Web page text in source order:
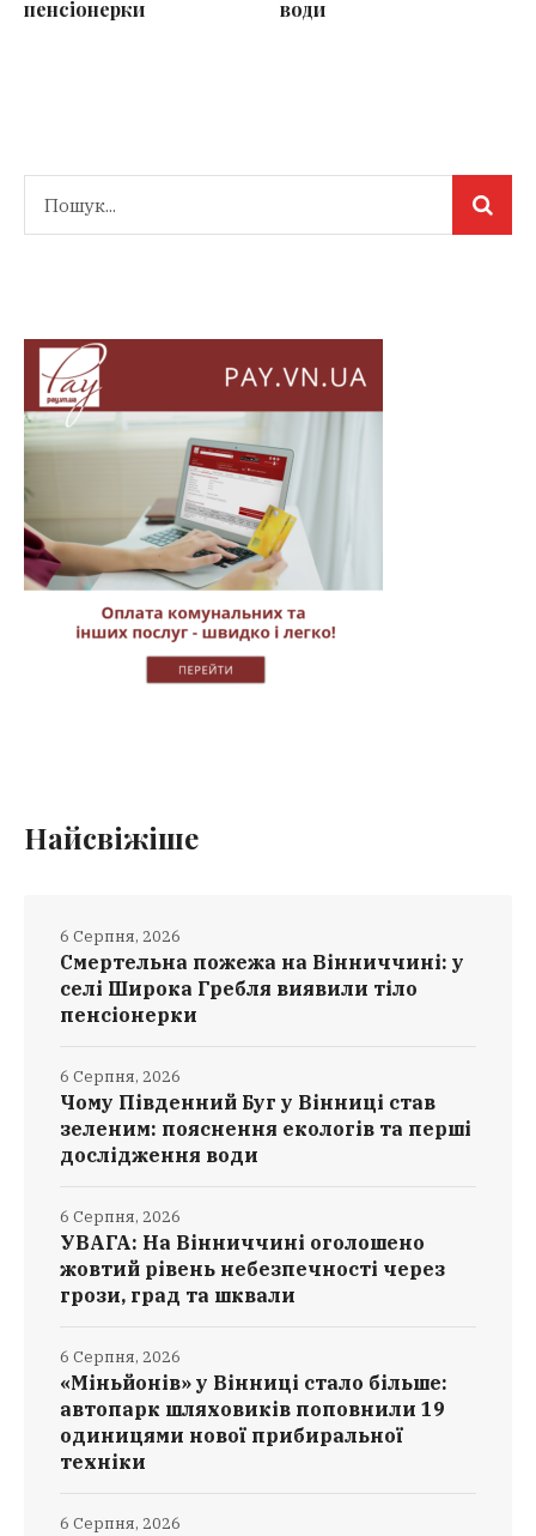
пенсіонерки води
Найсвіжіше
Смертельна пожежа на Вінниччині: у
селі Широка Гребля виявили тіло
пенсіонерки
6 Серпня, 2026
Чому Південний Буг у Вінниці став
зеленим: пояснення екологів та перші
дослідження води
6 Серпня, 2026
УВАГА: На Вінниччині оголошено
жовтий рівень небезпечності через
грози, град та шквали
6 Серпня, 2026
«Міньйонів» у Вінниці стало більше:
автопарк шляховиків поповнили 19
одиницями нової прибиральної
техніки
6 Серпня, 2026
6 Серпня, 2026